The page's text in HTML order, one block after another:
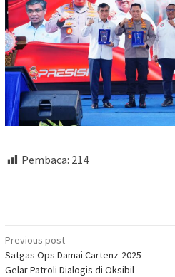
Pembaca: 214
Post
navigation
Previous post
Satgas Ops Damai Cartenz-2025
Gelar Patroli Dialogis di Oksibil